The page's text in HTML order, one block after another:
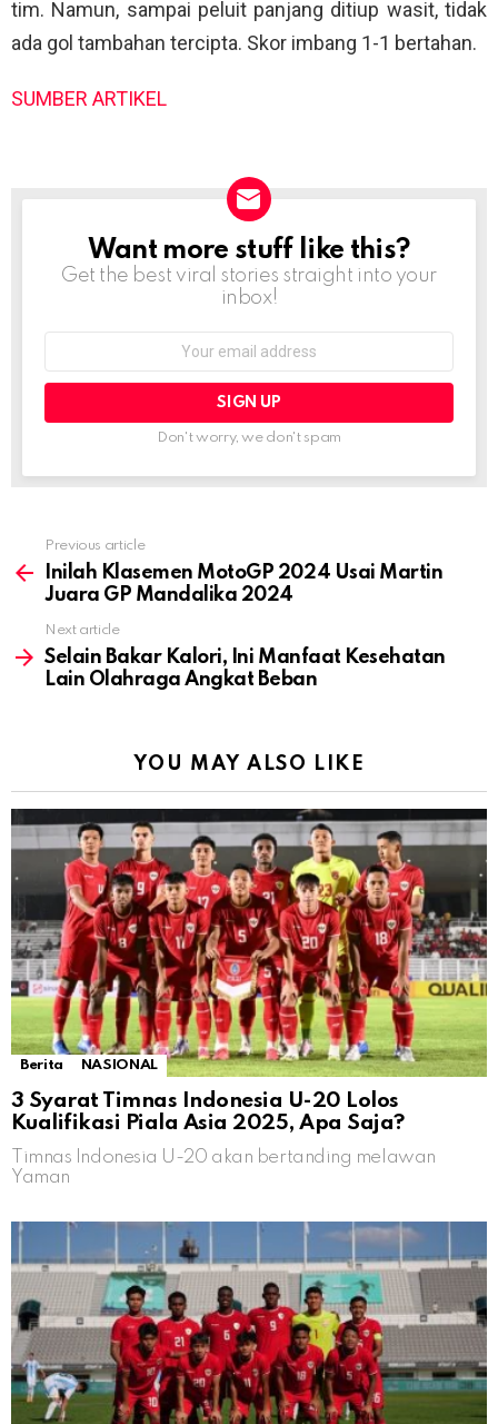
tim. Namun, sampai peluit panjang ditiup wasit, tidak
ada gol tambahan tercipta. Skor imbang 1-1 bertahan.
SUMBER ARTIKEL
NEWSLETTER
Want more stuff like this?
Get the best viral stories straight into your
inbox!
Don't worry, we don't spam
more
Previous article
Inilah Klasemen MotoGP 2024 Usai Martin
Juara GP Mandalika 2024
Next article
Selain Bakar Kalori, Ini Manfaat Kesehatan
Lain Olahraga Angkat Beban
YOU MAY ALSO LIKE
Berita NASIONAL
3 Syarat Timnas Indonesia U-20 Lolos
Kualifikasi Piala Asia 2025, Apa Saja?
Timnas Indonesia U-20 akan bertanding melawan
Yaman